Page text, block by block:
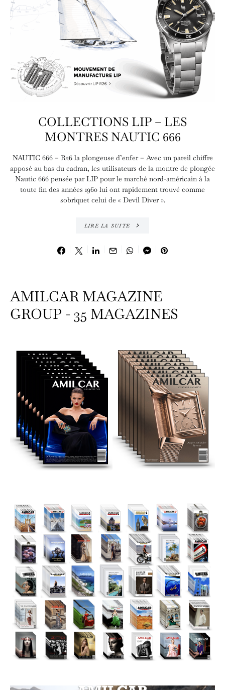
COLLECTIONS LIP – LES
MONTRES NAUTIC 666
NAUTIC 666 – R26 la plongeuse d’enfer – Avec un pareil chiffre
apposé au bas du cadran, les utilisateurs de la montre de plongée
Nautic 666 pensée par LIP pour le marché nord-américain à la
toute fin des années 1960 lui ont rapidement trouvé comme
sobriquet celui de « Devil Diver ».
LIRE LA SUITE
AMILCAR MAGAZINE
GROUP - 35 MAGAZINES